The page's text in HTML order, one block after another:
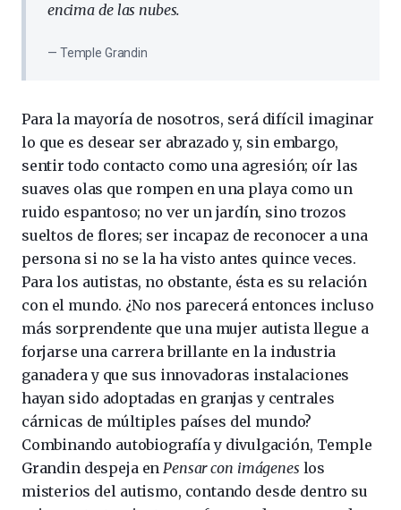
encima de las nubes.
Temple Grandin
Para la mayoría de nosotros, será difícil imaginar
lo que es desear ser abrazado y, sin embargo,
sentir todo contacto como una agresión; oír las
suaves olas que rompen en una playa como un
ruido espantoso; no ver un jardín, sino trozos
sueltos de flores; ser incapaz de reconocer a una
persona si no se la ha visto antes quince veces.
Para los autistas, no obstante, ésta es su relación
con el mundo. ¿No nos parecerá entonces incluso
más sorprendente que una mujer autista llegue a
forjarse una carrera brillante en la industria
ganadera y que sus innovadoras instalaciones
hayan sido adoptadas en granjas y centrales
cárnicas de múltiples países del mundo?
Combinando autobiografía y divulgación, Temple
Grandin despeja enPensar con imágenes los
misterios del autismo, contando desde dentro su